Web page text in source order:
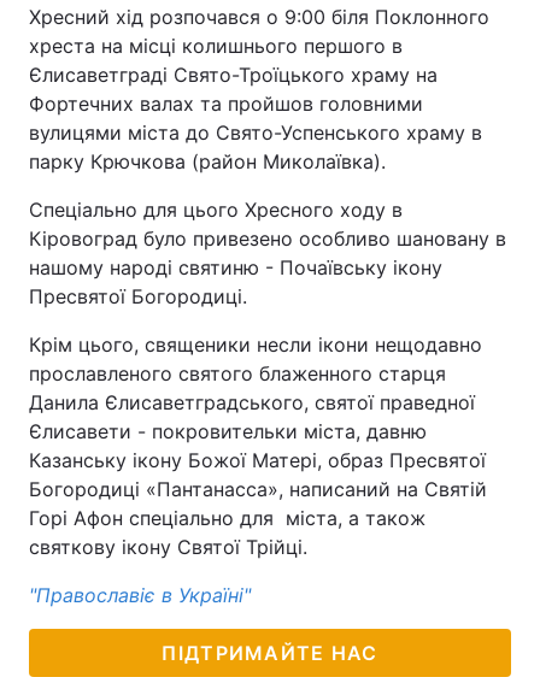
Хресний хід розпочався о 9:00 біля Поклонного
хреста на місці колишнього першого в
Єлисаветграді Свято-Троїцького храму на
Фортечних валах та пройшов головними
вулицями міста до Свято-Успенського храму в
парку Крючкова (район Миколаївка).
Спеціально для цього Хресного ходу в
Кіровоград було привезено особливо шановану в
нашому народі святиню - Почаївську ікону
Пресвятої Богородиці.
Крім цього, священики несли ікони нещодавно
прославленого святого блаженного старця
Данила Єлисаветградського, святої праведної
Єлисавети - покровительки міста, давню
Казанську ікону Божої Матері, образ Пресвятої
Богородиці «Пантанасса», написаний на Святій
Горі Афон спеціально для міста, а також
святкову ікону Святої Трійці.
"Православіє в Україні"
ПІДТРИМАЙТЕ НАС